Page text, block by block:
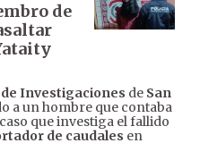
de
Investigaciones de San
a un hombre que contaba
que investiga el fallido
de caudales en